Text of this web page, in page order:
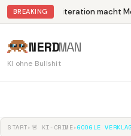
BREAKING Abliteration macht
NERDMAN
KI ohne Bullshit
START▸ 🚨 KI-CRIME▸GOOGLE